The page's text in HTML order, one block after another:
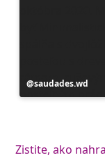
Príspevok
zverejnil
saudades.wd
Zistite, ako